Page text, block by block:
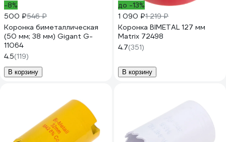
-8%
500 ₽546 ₽
Коронка биметаллическая
(50 мм; 38 мм) Gigant G-
11064
4.5(119)
В корзину
до -13%
1 090 ₽1 219 ₽
Коронка BIMETAL 127 мм
Matrix 72498
4.7(351)
В корзину